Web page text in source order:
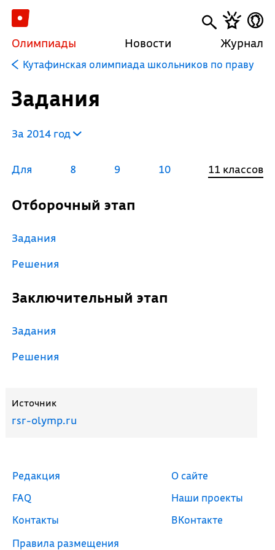
Олимпиады Новости Журнал
Кутафинская олимпиада школьников по праву
Задания
За 2014 год
Для 8 9 10 11 классов
Отборочный этап
Задания
Решения
Заключительный этап
Задания
Решения
Источник
rsr-olymp.ru
Редакция
FAQ
Контакты
Правила размещения
О сайте
Наши проекты
ВКонтакте